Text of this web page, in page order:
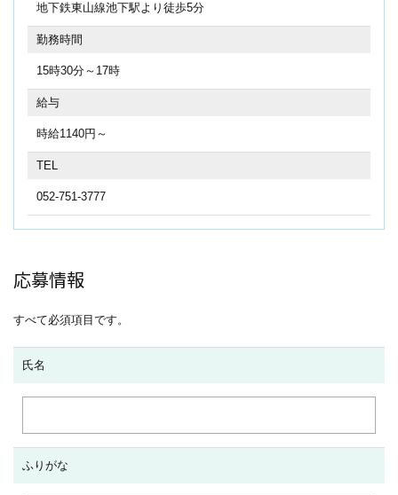
地下鉄東山線池下駅より徒歩5分
勤務時間
15時30分～17時
給与
時給1140円～
TEL
052-751-3777
応募情報
すべて必須項目です。
氏名
ふりがな